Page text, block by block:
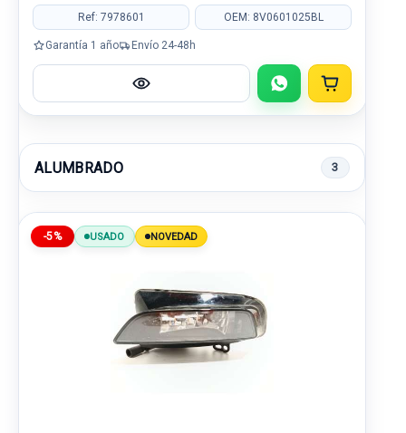
Ref: 7978601 OEM: 8V0601025BL
Garantía 1 año Envío 24-48h
ALUMBRADO 3
-5% USADO NOVEDAD